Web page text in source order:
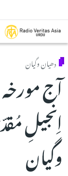
دھیان وگیان
اِنجیلِ
وگیان